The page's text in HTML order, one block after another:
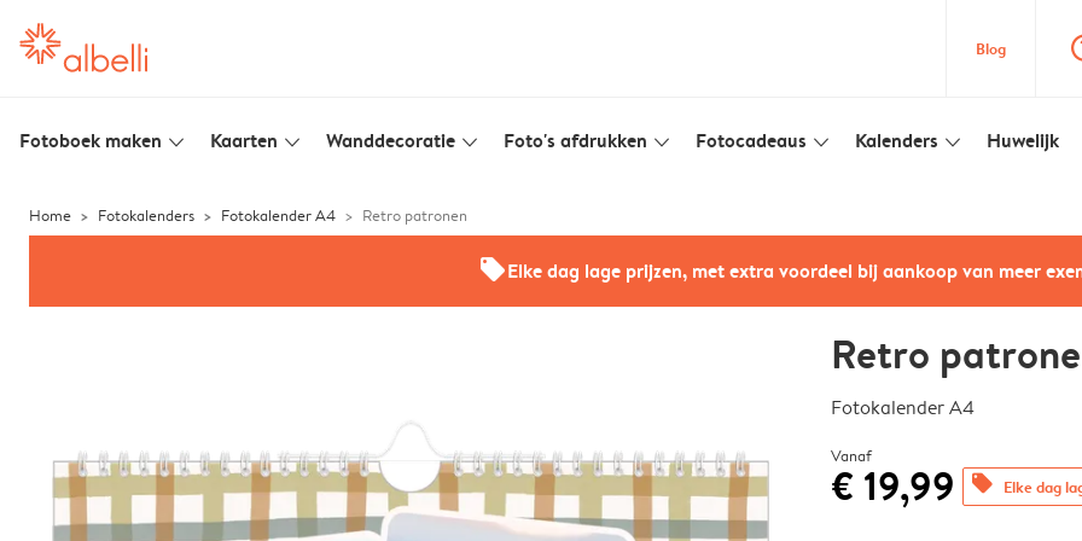
Blog
Fotoboek maken slim_arrow_down Kaarten slim_arrow_down Wanddecoratie slim_arrow_down Foto's afdrukken slim_arrow_down Fotocadeaus slim_arrow_down Kalenders slim_arrow_down Huwelijk
Home Fotokalenders Fotokalender A4 Retro patronen
offersElke dag lage prijzen, met extra voordeel bij aankoop van meer
Retro
Fotokalender A4
Vanaf
€ 19,99 offers Elke dag